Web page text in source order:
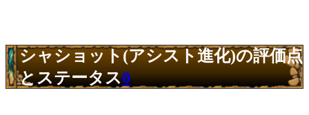
シャショット(アシスト進化)の評価点
とステータス0